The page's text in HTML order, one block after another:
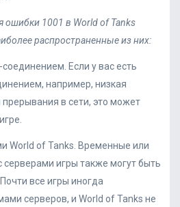
1001 в World of Tanks
распространенные из них:
Если у вас есть
например, низкая
прерывания в сети, это может
World of Tanks. Временные или
игры также могут быть
все игры иногда
серверов, и World of Tanks не